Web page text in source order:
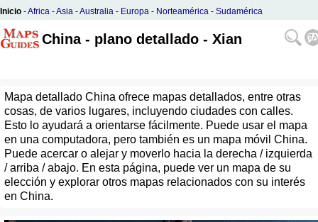
Inicio -Africa -Asia -Australia - Europa - Norteamérica - Sudamérica
China - plano detallado - Xian
Mapa detallado China ofrece mapas detallados, entre otras
cosas, de varios lugares, incluyendo ciudades con calles.
Esto lo ayudará a orientarse fácilmente. Puede usar el mapa
en una computadora, pero también es un mapa móvil China.
Puede acercar o alejar y moverlo hacia la derecha / izquierda
/ arriba / abajo. En esta página, puede ver un mapa de su
elección y explorar otros mapas relacionados con su interés
en China.